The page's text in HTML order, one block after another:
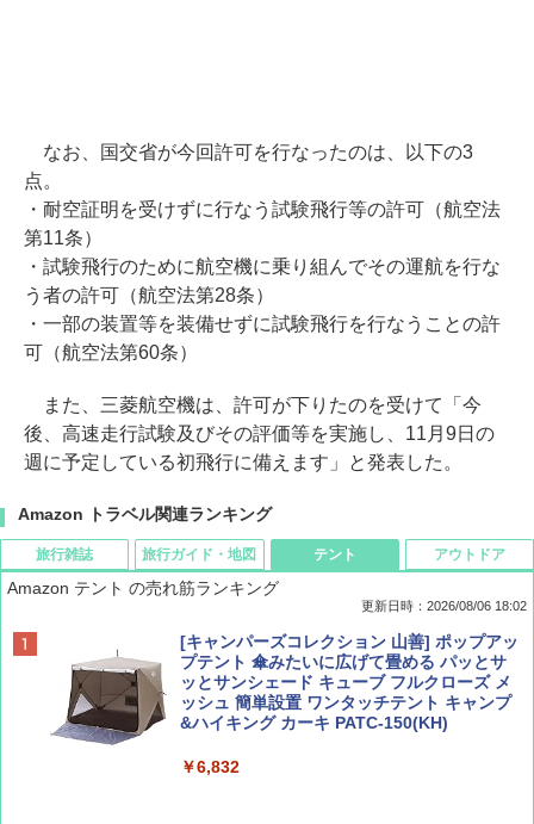
なお、国交省が今回許可を行なったのは、以下の3
点。
・耐空証明を受けずに行なう試験飛行等の許可（航空法
第11条）
・試験飛行のために航空機に乗り組んでその運航を行な
う者の許可（航空法第28条）
・一部の装置等を装備せずに試験飛行を行なうことの許
可（航空法第60条）
また、三菱航空機は、許可が下りたのを受けて「今
後、高速走行試験及びその評価等を実施し、11月9日の
週に予定している初飛行に備えます」と発表した。
Amazon トラベル関連ランキング
旅行雑誌
ディズニーファン ２０２６年 ９月号 [雑
誌] (ＤＩＳＮＥＹ ＦＡＮ)
￥713
旅行ガイド・地図
D40 地球の歩き方 チェンマイ タイ北部の魅
力的な町 2026～2027 地球の歩き方D アジア
￥2,079
テント
Amazon テント の売れ筋ランキング
更新日時：2026/08/06 18:02
[キャンパーズコレクション 山善] ポップアッ
プテント 傘みたいに広げて畳める パッとサ
ッとサンシェード キューブ フルクローズ メ
ッシュ 簡単設置 ワンタッチテント キャンプ
&ハイキング カーキ PATC-150(KH)
￥6,832
アウトドア